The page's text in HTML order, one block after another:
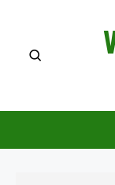
content